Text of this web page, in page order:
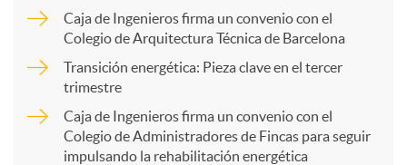
r
Caja de Ingenieros firma un convenio con el
Colegio de Arquitectura Técnica de Barcelona
Transición energética: Pieza clave en el tercer
trimestre
Caja de Ingenieros firma un convenio con el
Colegio de Administradores de Fincas para seguir
impulsando la rehabilitación energética